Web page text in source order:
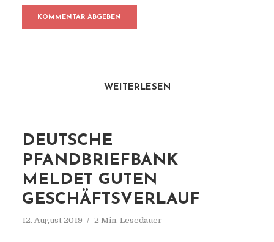
WEITERLESEN
DEUTSCHE
PFANDBRIEFBANK
MELDET GUTEN
GESCHÄFTSVERLAUF
12. August 2019 2 Min. Lesedauer